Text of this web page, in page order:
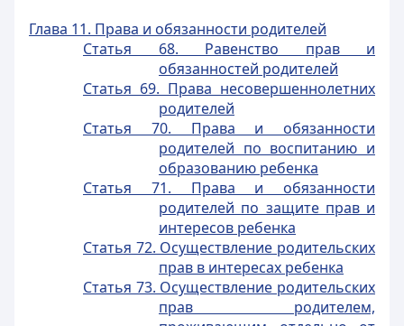
Глава 11. Права и обязанности родителей
Статья 68. Равенство прав и
обязанностей родителей
Статья 69. Права несовершеннолетних
родителей
Статья 70. Права и обязанности
родителей по воспитанию и
образованию ребенка
Статья 71. Права и обязанности
родителей по защите прав и
интересов ребенка
Статья 72. Осуществление родительских
прав в интересах ребенка
Статья 73. Осуществление родительских
прав родителем,